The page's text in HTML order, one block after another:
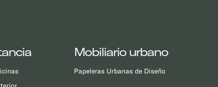
Mobiliario urbano
Papeleras Urbanas de Diseño